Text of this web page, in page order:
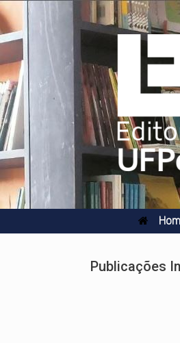
Skip
to
content
Publicações